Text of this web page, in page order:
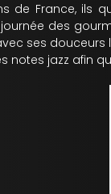
de France, ils
des
ses
notes jazz afin